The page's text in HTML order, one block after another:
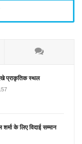
प्राकृतिक स्थल
के लिए विदाई सम्मान